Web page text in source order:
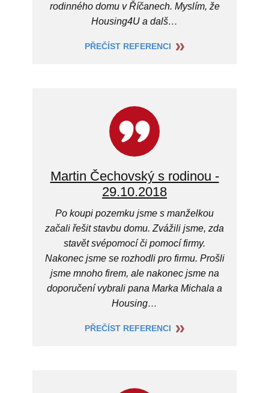
rodinného domu v Říčanech. Myslím, že
Housing4U a dalš…
PŘEČÍST REFERENCI
Martin Čechovský s rodinou -
29.10.2018
Po koupi pozemku jsme s manželkou
začali řešit stavbu domu. Zvážili jsme, zda
stavět svépomocí či pomocí firmy.
Nakonec jsme se rozhodli pro firmu. Prošli
jsme mnoho firem, ale nakonec jsme na
doporučení vybrali pana Marka Michala a
Housing…
PŘEČÍST REFERENCI